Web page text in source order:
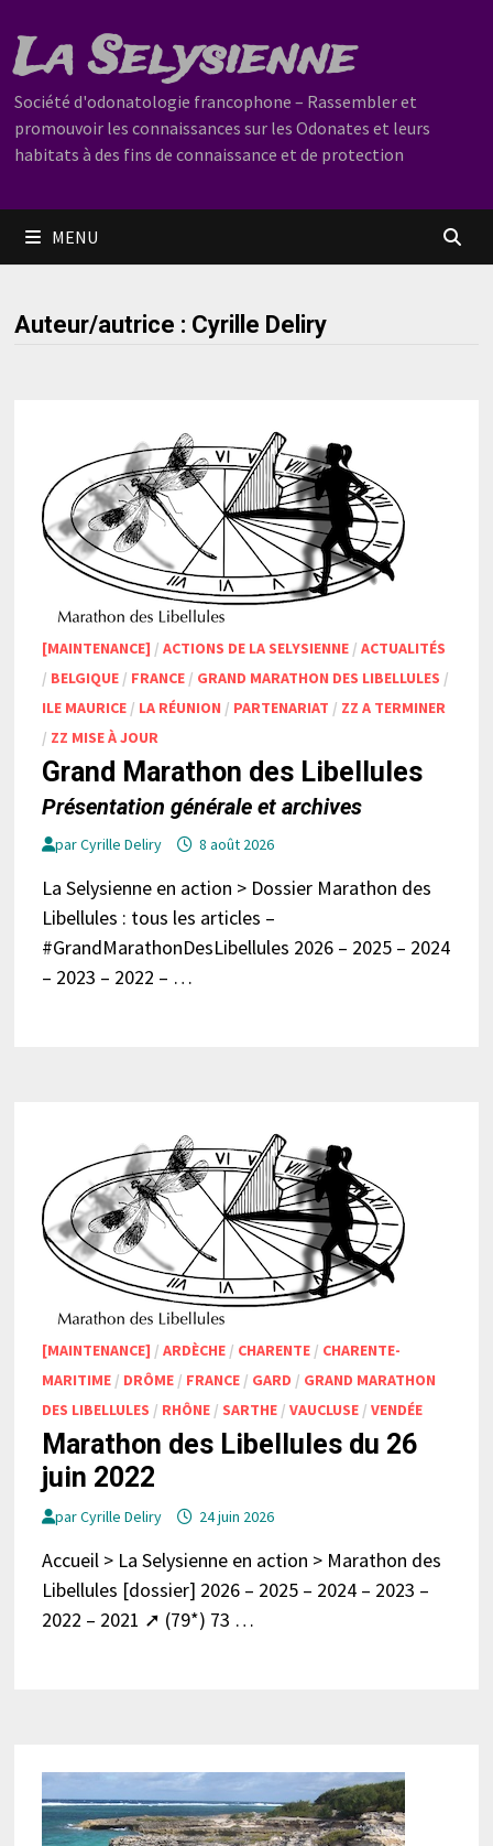
au
contenu
La Selysienne
Société d'odonatologie francophone – Rassembler et
promouvoir les connaissances sur les Odonates et leurs
habitats à des fins de connaissance et de protection
MENU
Auteur/autrice : Cyrille Deliry
[MAINTENANCE] / ACTIONS DE LA SELYSIENNE/ ACTUALITÉS
/ BELGIQUE/ FRANCE/ GRAND MARATHON DES LIBELLULES /
ILE MAURICE/ LA RÉUNION / PARTENARIAT / ZZ A TERMINER
/ ZZ MISE À JOUR
Grand Marathon des Libellules
Présentation générale et archives
parCyrille Deliry 8 août 2026
La Selysienne en action > Dossier Marathon des
Libellules : tous les articles –
#GrandMarathonDesLibellules 2026 – 2025 – 2024
– 2023 – 2022 – …
[MAINTENANCE] / ARDÈCHE/ CHARENTE/ CHARENTE-
MARITIME/ DRÔME/ FRANCE/ GARD / GRAND MARATHON
DES LIBELLULES / RHÔNE/ SARTHE/ VAUCLUSE/ VENDÉE
Marathon des Libellules du 26
juin 2022
parCyrille Deliry 24 juin 2026
Accueil > La Selysienne en action > Marathon des
Libellules [dossier] 2026 – 2025 – 2024 – 2023 –
2022 – 2021 ➚ (79*) 73 …